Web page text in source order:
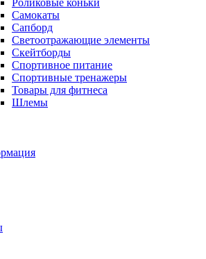
Роликовые коньки
Самокаты
Сапборд
Светоотражающие элементы
Скейтборды
Спортивное питание
Спортивные тренажеры
Товары для фитнеса
Шлемы